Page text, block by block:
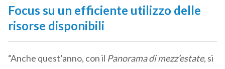
Focus su un efficiente utilizzo delle
risorse disponibili
“Anche quest’anno, con il Panorama di mezz’estate, si